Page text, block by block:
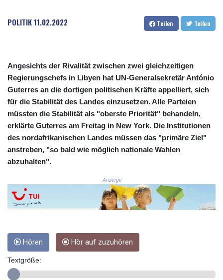
3641.324061
CRC 524.099988
CVE 110.809379
CZK 24.24407
DJF 204.817306
DZD 153.365094
EGP 57.264782
ERN 17.287064
ETB 185.968128
GBP 0.85641
GEL 3.013725
GGP 0.856077
GMD 85.282572
GNF
GTQ 8.791437
POLITIK11.02.2022 Teilen Teilen
Angesichts der Rivalität zwischen zwei gleichzeitigen
Regierungschefs in Libyen hat UN-Generalsekretär António
Guterres an die dortigen politischen Kräfte appelliert, sich
für die Stabilität des Landes einzusetzen. Alle Parteien
müssten die Stabilität als "oberste Priorität" behandeln,
erklärte Guterres am Freitag in New York. Die Institutionen
des nordafrikanischen Landes müssen das "primäre Ziel"
anstreben, "so bald wie möglich nationale Wahlen
abzuhalten".
Anzeige
Hören Hör auf zuzuhören
Textgröße: